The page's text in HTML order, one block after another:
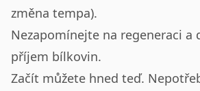
změna tempa).
Nezapomínejte na regeneraci a
příjem bílkovin.
Začít můžete hned teď.